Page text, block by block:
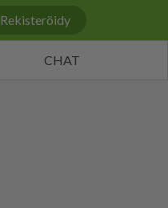
Rekisteröidy
CHAT